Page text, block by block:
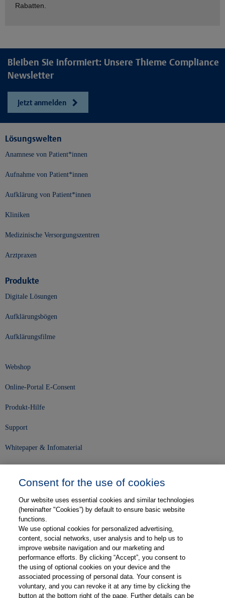
Rabatten.
Bleiben Sie informiert: Unsere Thieme Compliance
Newsletter
Jetzt anmelden
Lösungswelten
Anamnese von Patient*innen
Aufnahme von Patient*innen
Aufklärung von Patient*innen
Kliniken
Medizinische Versorgungszentren
Arztpraxen
Produkte
Digitale Lösungen
Aufklärungsbögen
Aufklärungsfilme
Webshop
Online-Portal E-Consent
Produkt-Hilfe
Support
Whitepaper & Infomaterial
Karriere
Kontakt
Web-Semniare
Anwenderberichte
Partner
Consent for the use of cookies
Our website uses essential cookies and similar technologies
(hereinafter "Cookies”) by default to ensure basic website
functions.
We use optional cookies for personalized advertising,
content, social networks, user analysis and to help us to
improve website navigation and our marketing and
performance efforts. By clicking “Accept”, you consent to
the using of optional cookies on your device and the
associated processing of personal data. Your consent is
voluntary, and you can revoke it at any time by clicking the
button at the bottom right of the page. Further details can be